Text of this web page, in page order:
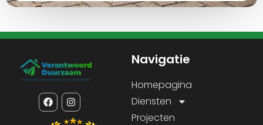
Navigatie
Homepagina
Diensten
Projecten